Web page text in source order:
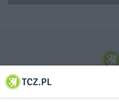
© 2001-2026 Tczew - TCZ.PL Sp. z o.o.